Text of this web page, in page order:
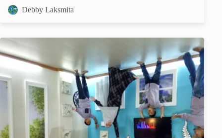
Debby Laksmita